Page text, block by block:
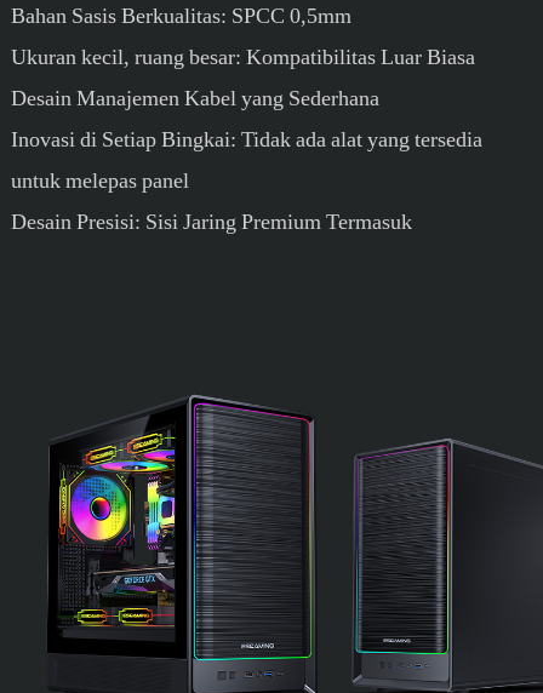
Bahan Sasis Berkualitas: SPCC 0,5mm
Ukuran kecil, ruang besar: Kompatibilitas Luar Biasa
Desain Manajemen Kabel yang Sederhana
Inovasi di Setiap Bingkai: Tidak ada alat yang tersedia
untuk melepas panel
Desain Presisi: Sisi Jaring Premium Termasuk